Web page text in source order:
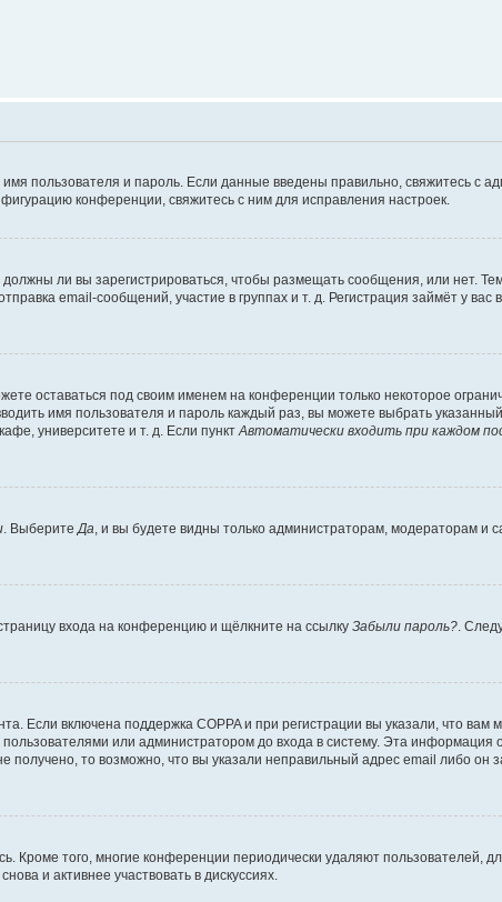
пользователя и пароль. Если данные введены правильно, свяжитесь с
конференции, свяжитесь с ним для исправления настроек.
ли вы зарегистрироваться, чтобы размещать сообщения, или нет.
email-сообщений, участие в группах и т. д. Регистрация займёт у вас
оставаться под своим именем на конференции только некоторое
имя пользователя и пароль каждый раз, вы можете выбрать
университете и т. д. Если пункт Автоматически входить при каждом
. Выберите Да , и вы будете видны только администраторам, модераторам и
входа на конференцию и щёлкните на ссылку Забыли пароль? .
Если включена поддержка COPPA и при регистрации вы указали, что вам
или администратором до входа в систему. Эта информация
то возможно, что вы указали неправильный адрес email либо он
Кроме того, многие конференции периодически удаляют пользователей,
и активнее участвовать в дискуссиях.